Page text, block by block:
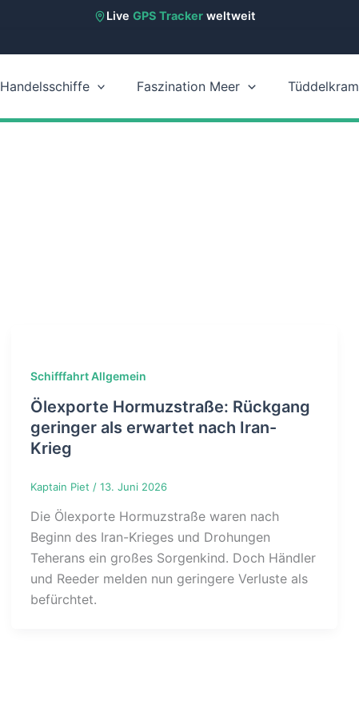
Live GPS Trackerweltweit
Handelsschiffe Faszination Meer Tüddelkram
Schifffahrt Allgemein
Ölexporte Hormuzstraße: Rückgang
geringer als erwartet nach Iran-
Krieg
Kaptain Piet / 13. Juni 2026
Die Ölexporte Hormuzstraße waren nach
Beginn des Iran-Krieges und Drohungen
Teherans ein großes Sorgenkind. Doch Händler
und Reeder melden nun geringere Verluste als
befürchtet.